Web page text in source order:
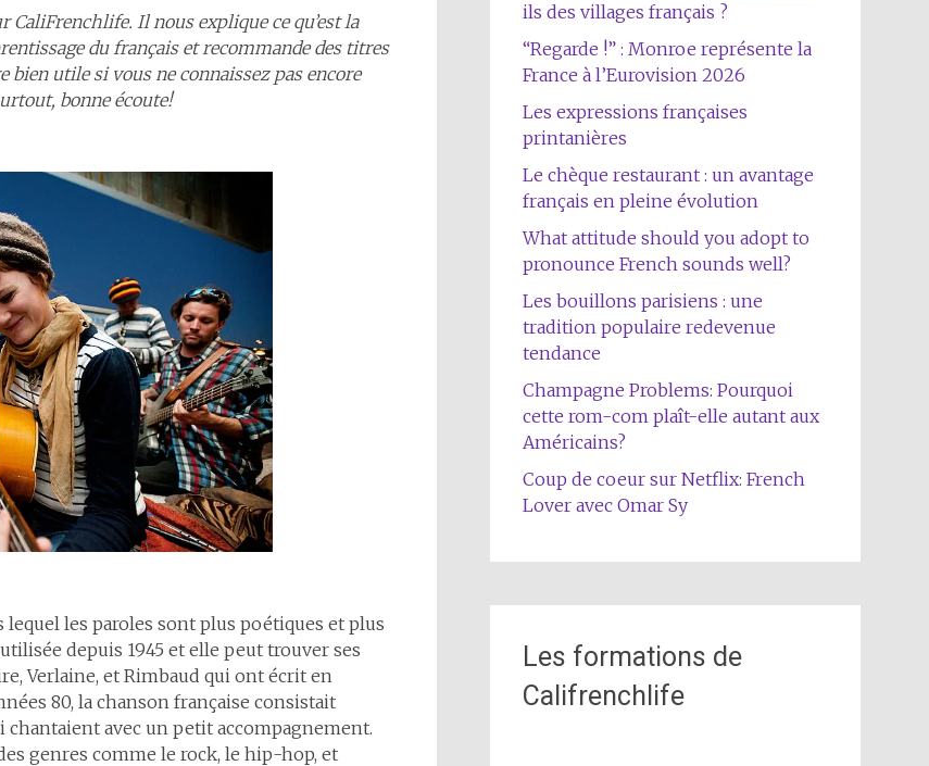
Il nous explique ce qu’est la
du français et recommande des titres
bien utile si vous ne connaissez pas encore
bonne écoute!
les paroles sont plus poétiques et plus
depuis 1945 et elle peut trouver ses
Verlaine, et Rimbaud qui ont écrit en
80, la chanson française consistait
avec un petit accompagnement.
genres comme le rock, le hip-hop, et
ils des villages français ?
“Regarde !” : Monroe représente la
France à l’Eurovision 2026
Les expressions françaises
printanières
Le chèque restaurant : un avantage
français en pleine évolution
What attitude should you adopt to
pronounce French sounds well?
Les bouillons parisiens : une
tradition populaire redevenue
tendance
Champagne Problems: Pourquoi
cette rom-com plaît-elle autant aux
Américains?
Coup de coeur sur Netflix: French
Lover avec Omar Sy
Les formations de
Califrenchlife